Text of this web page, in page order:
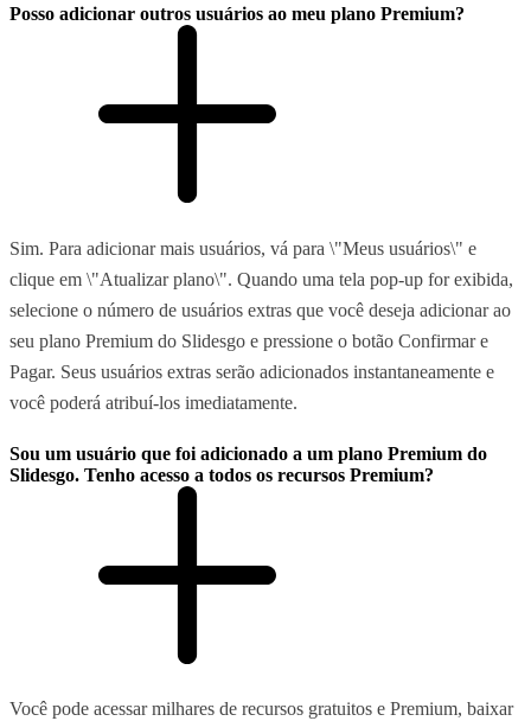
Posso adicionar outros usuários ao meu plano Premium?
Sim. Para adicionar mais usuários, vá para \"Meus usuários\" e
clique em \"Atualizar plano\". Quando uma tela pop-up for exibida,
selecione o número de usuários extras que você deseja adicionar ao
seu plano Premium do Slidesgo e pressione o botão Confirmar e
Pagar. Seus usuários extras serão adicionados instantaneamente e
você poderá atribuí-los imediatamente.
Sou um usuário que foi adicionado a um plano Premium do
Slidesgo. Tenho acesso a todos os recursos Premium?
Você pode acessar milhares de recursos gratuitos e Premium, baixar